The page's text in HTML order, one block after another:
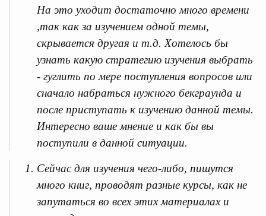
На это уходит достаточно много времени
,так как за изучением одной темы,
скрывается другая и т.д. Хотелось бы
узнать какую стратегию изучения выбрать
- гуглить по мере поступления вопросов или
сначало набраться нужного бекграунда и
после приступать к изучению данной темы.
Интересно ваше мнение и как бы вы
поступили в данной ситуации.
Сейчас для изучения чего-либо, пишутся
много книг, проводят разные курсы, как не
запутаться во всех этих материалах и